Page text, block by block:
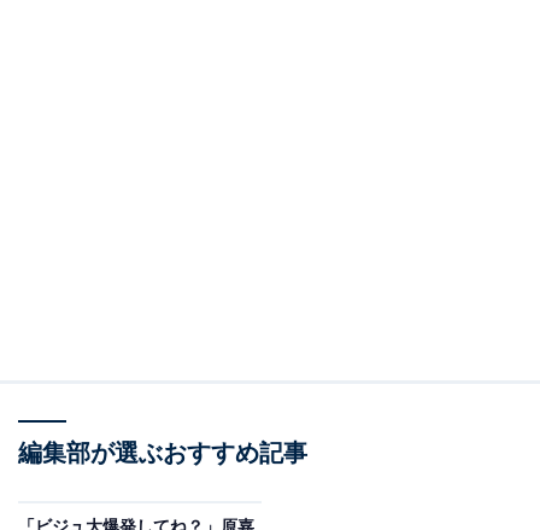
編集部が選ぶおすすめ記事